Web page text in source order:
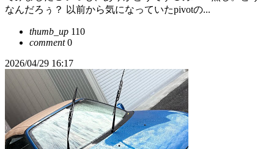
なんだろぅ？ 以前から気になっていたpivotの...
thumb_up 110
comment0
2026/04/29 16:17